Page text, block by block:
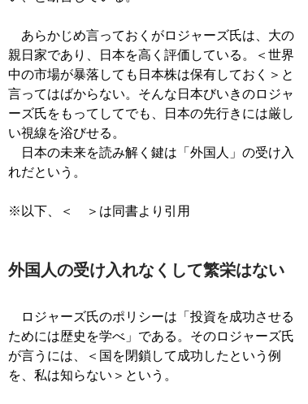
あらかじめ言っておくがロジャーズ氏は、大の
親日家であり、日本を高く評価している。＜世界
中の市場が暴落しても日本株は保有しておく＞と
言ってはばからない。そんな日本びいきのロジャ
ーズ氏をもってしてでも、日本の先行きには厳し
い視線を浴びせる。
日本の未来を読み解く鍵は「外国人」の受け入
れだという。
※以下、＜ ＞は同書より引用
外国人の受け入れなくして繁栄はない
ロジャーズ氏のポリシーは「投資を成功させる
ためには歴史を学べ」である。そのロジャーズ氏
が言うには、＜国を閉鎖して成功したという例
を、私は知らない＞という。